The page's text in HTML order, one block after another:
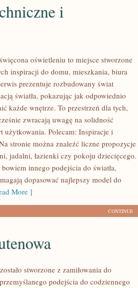
i
oświetleniu to miejsce stworzone
inspiracji do domu, mieszkania, biura
prezentuje rozbudowany świat
światła, pokazując jak odpowiednio
każde wnętrze. To przestrzeń dla tych,
zwracają uwagę na solidność
Polecam: Inspiracje i
stronie można znaleźć liczne propozycje
jadalni, łazienki czy pokoju dziecięcego.
innego podejścia do światła,
dopasować najlepszy model do
More ]
CONTINUE
stworzone z zamiłowania do
podejścia do codziennego